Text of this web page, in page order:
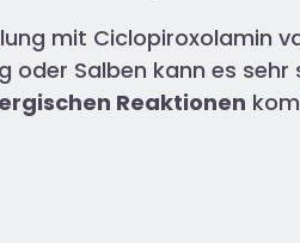
mit Ciclopiroxolamin
oder Salben kann es
Reaktionen